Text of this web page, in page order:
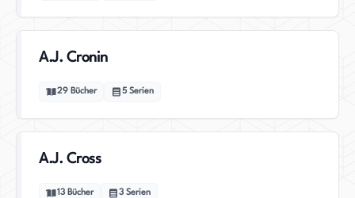
A.J. Cronin
29 Bücher 5 Serien
A.J. Cross
13 Bücher 3 Serien